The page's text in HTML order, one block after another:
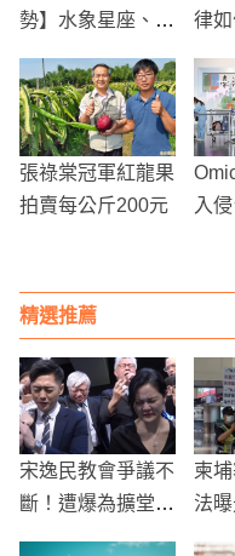
勢】水象星座、火
律如
張祿棠冠軍紅龍果
拍賣每公斤200元
入
精選推薦
宋逸民教會爭議不
斷！遭爆為擴堂砸
柬
法